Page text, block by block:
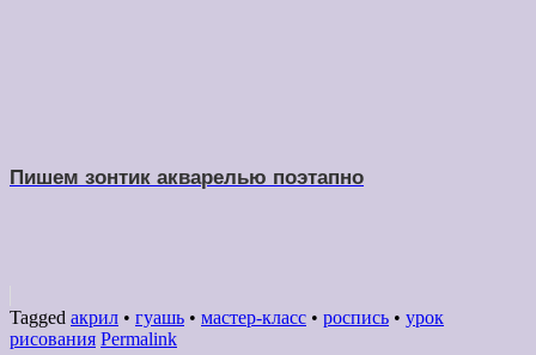
Пишем зонтик акварелью поэтапно
Tagged акрил • гуашь • мастер-класс • роспись • урок
рисования Permalink